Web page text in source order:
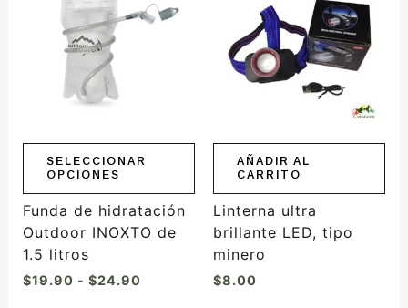
SELECCIONAR
OPCIONES
múltiples
variantes.
opciones
elegir
la
página
de
Funda de hidratación
Outdoor INOXTO de
1.5 litros
$19.90 - $24.90
desde
$19.90
AÑADIR AL
CARRITO
Linterna ultra
brillante LED, tipo
minero
$8.00